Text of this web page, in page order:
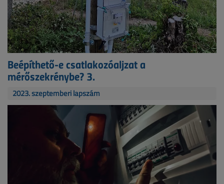
Beépíthető-e csatlakozóaljzat a
mérőszekrénybe? 3.
2023. szeptemberi lapszám